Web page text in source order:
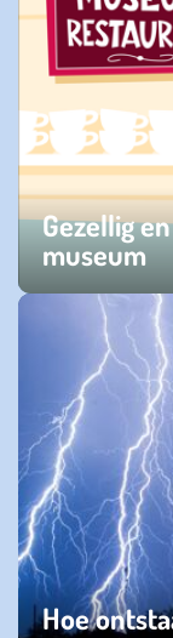
Gezellig
museum
dinsdag 14 juli
Hoe